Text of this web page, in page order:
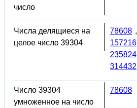
число
Числа делящиеся на
целое число 39304
78608 ,
157216
235824
314432
Число 39304
умноженное на число
78608